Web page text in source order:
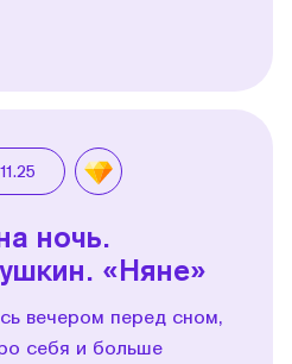
ночь.
«Няне»
вечером перед сном,
себя и больше